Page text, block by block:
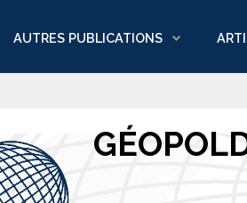
AUTRES PUBLICATIONS